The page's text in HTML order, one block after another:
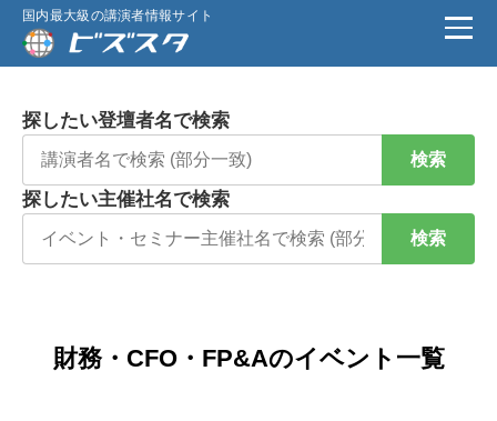
国内最大級の講演者情報サイト
探したい登壇者名で検索
検索
探したい主催社名で検索
検索
財務・CFO・FP&Aのイベント一覧